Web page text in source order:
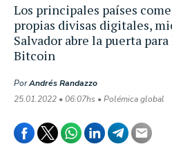
Los principales países
propias divisas digitales,
Salvador abre la puerta
Bitcoin
PorAndrés Randazzo
25.01.2022 • 06:07hs • Polémica global